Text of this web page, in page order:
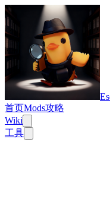
首页Mods攻略
Wiki
工具